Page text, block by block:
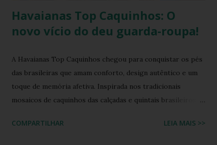
Havaianas Top Caquinhos: O
novo vício do deu guarda-roupa!
A Havaianas Top Caquinhos chegou para conquistar os pés
das brasileiras que amam conforto, design autêntico e um
toque de memória afetiva. Inspirada nos tradicionais
mosaicos de caquinhos das calçadas e quintais brasileiros,
tornando-se o calçado perfeito para o dia a dia, viagens e
COMPARTILHAR LEIA MAIS >>